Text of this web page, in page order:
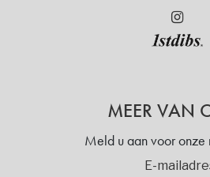
MEER VAN
Meld u aan voor onze